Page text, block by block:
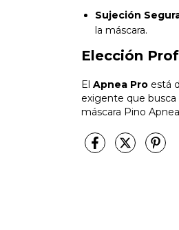
Sujeción
la máscara.
Elección
El Apnea Pro está
exigente que
máscara Pino